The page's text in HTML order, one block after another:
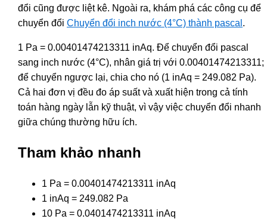
đổi cũng được liệt kê. Ngoài ra, khám phá các công cụ để
chuyển đổi Chuyển đổi inch nước (4°C) thành pascal .
1 Pa = 0.00401474213311 inAq. Để chuyển đổi pascal
sang inch nước (4°C), nhân giá trị với 0.00401474213311;
để chuyển ngược lại, chia cho nó (1 inAq = 249.082 Pa).
Cả hai đơn vị đều đo áp suất và xuất hiện trong cả tính
toán hàng ngày lẫn kỹ thuật, vì vậy việc chuyển đổi nhanh
giữa chúng thường hữu ích.
Tham khảo nhanh
1 Pa = 0.00401474213311 inAq
1 inAq = 249.082 Pa
10 Pa = 0.0401474213311 inAq